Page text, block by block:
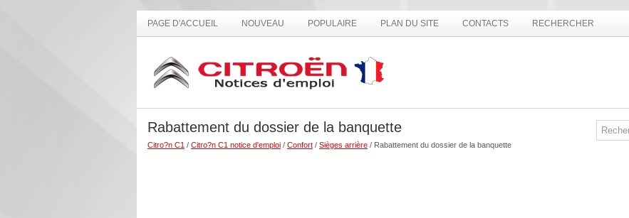
PAGE D'ACCUEIL NOUVEAU POPULAIRE PLAN DU SITE CONTACTS RECHERCHER
Rabattement du dossier de la banquette
Citro?n C1 / Citro?n C1 notice d'emploi / Confort / Sièges arrière / Rabattement du dossier de la banquette